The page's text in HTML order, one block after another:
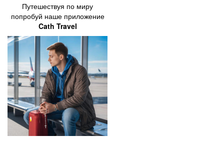
Путешествуя по миру
попробуй наше приложение
Cath Travel